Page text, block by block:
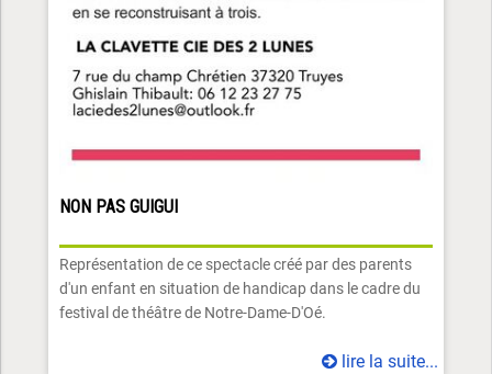
NON PAS GUIGUI
Représentation de ce spectacle créé par des parents
d'un enfant en situation de handicap dans le cadre du
festival de théâtre de Notre-Dame-D'Oé.
lire la suite...